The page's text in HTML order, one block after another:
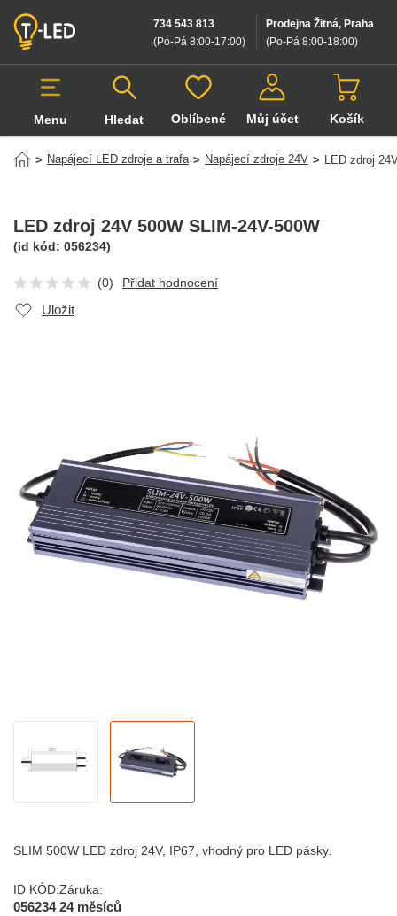
Prodejna Žitná, Praha
(Po-Pá 8:00-18:00)
734 543 813
(Po-Pá 8:00-17:00)
Menu Hledat
Hledat v produktech
Oblíbené Můj účet Košík
> Napájecí LED zdroje a trafa > Napájecí zdroje 24V > LED zdroj
LED zdroj 24V 500W SLIM-24V-500W
(id kód: 056234)
(0) Přidat hodnocení
Uložit
SLIM 500W LED zdroj 24V, IP67, vhodný pro LED pásky.
ID KÓD:
056234
Záruka:
24 měsíců